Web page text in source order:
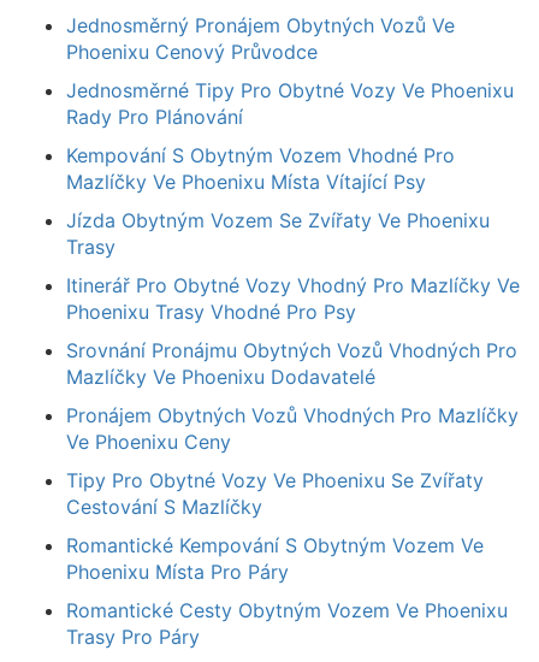
Jednosměrný Pronájem Obytných Vozů Ve
Phoenixu Cenový Průvodce
Jednosměrné Tipy Pro Obytné Vozy Ve Phoenixu
Rady Pro Plánování
Kempování S Obytným Vozem Vhodné Pro
Mazlíčky Ve Phoenixu Místa Vítající Psy
Jízda Obytným Vozem Se Zvířaty Ve Phoenixu
Trasy
Itinerář Pro Obytné Vozy Vhodný Pro Mazlíčky Ve
Phoenixu Trasy Vhodné Pro Psy
Srovnání Pronájmu Obytných Vozů Vhodných Pro
Mazlíčky Ve Phoenixu Dodavatelé
Pronájem Obytných Vozů Vhodných Pro Mazlíčky
Ve Phoenixu Ceny
Tipy Pro Obytné Vozy Ve Phoenixu Se Zvířaty
Cestování S Mazlíčky
Romantické Kempování S Obytným Vozem Ve
Phoenixu Místa Pro Páry
Romantické Cesty Obytným Vozem Ve Phoenixu
Trasy Pro Páry